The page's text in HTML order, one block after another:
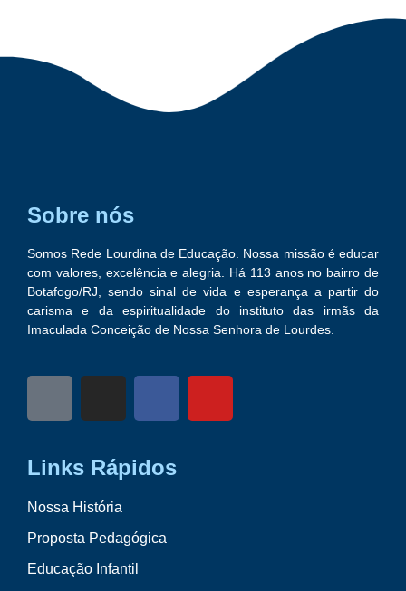
Sobre nós
Somos Rede Lourdina de Educação. Nossa missão é educar
com valores, excelência e alegria. Há 113 anos no bairro de
Botafogo/RJ, sendo sinal de vida e esperança a partir do
carisma e da espiritualidade do instituto das irmãs da
Imaculada Conceição de Nossa Senhora de Lourdes.
Links Rápidos
Nossa História
Proposta Pedagógica
Educação Infantil